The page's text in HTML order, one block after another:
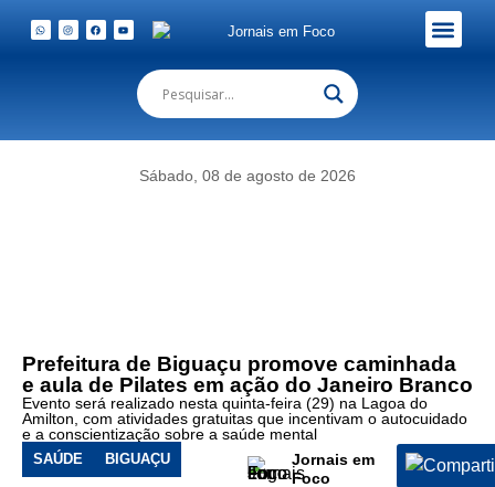
Sábado, 08 de agosto de 2026
Prefeitura de Biguaçu promove caminhada
e aula de Pilates em ação do Janeiro Branco
Evento será realizado nesta quinta-feira (29) na Lagoa do
Amilton, com atividades gratuitas que incentivam o autocuidado
e a conscientização sobre a saúde mental
SAÚDE BIGUAÇU
Jornais em
Foco
Foto:
Pilates
na
Lagoa
do
Amilton